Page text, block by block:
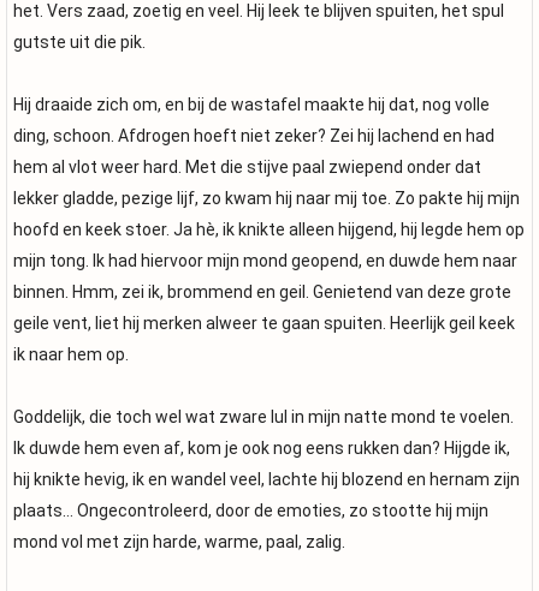
het. Vers zaad, zoetig en veel. Hij leek te blijven spuiten, het spul
gutste uit die pik.
Hij draaide zich om, en bij de wastafel maakte hij dat, nog volle
ding, schoon. Afdrogen hoeft niet zeker? Zei hij lachend en had
hem al vlot weer hard. Met die stijve paal zwiepend onder dat
lekker gladde, pezige lijf, zo kwam hij naar mij toe. Zo pakte hij mijn
hoofd en keek stoer. Ja hè, ik knikte alleen hijgend, hij legde hem op
mijn tong. Ik had hiervoor mijn mond geopend, en duwde hem naar
binnen. Hmm, zei ik, brommend en geil. Genietend van deze grote
geile vent, liet hij merken alweer te gaan spuiten. Heerlijk geil keek
ik naar hem op.
Goddelijk, die toch wel wat zware lul in mijn natte mond te voelen.
Ik duwde hem even af, kom je ook nog eens rukken dan? Hijgde ik,
hij knikte hevig, ik en wandel veel, lachte hij blozend en hernam zijn
plaats… Ongecontroleerd, door de emoties, zo stootte hij mijn
mond vol met zijn harde, warme, paal, zalig.